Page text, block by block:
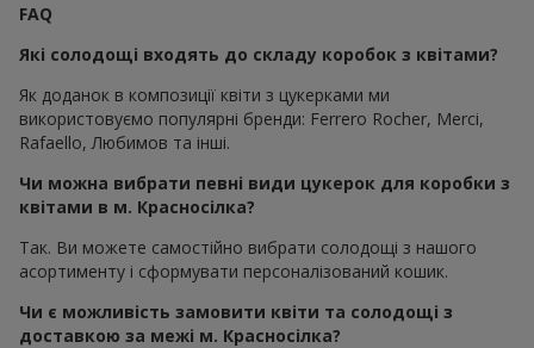
FAQ
Які солодощі входять до складу коробок з квітами?
Як доданок в композиції квіти з цукерками ми
використовуємо популярні бренди: Ferrero Rocher, Merci,
Rafaello, Любимов та інші.
Чи можна вибрати певні види цукерок для коробки з
квітами в м. Красносілка?
Так. Ви можете самостійно вибрати солодощі з нашого
асортименту і сформувати персоналізований кошик.
Чи є можливість замовити квіти та солодощі з
доставкою за межі м. Красносілка?